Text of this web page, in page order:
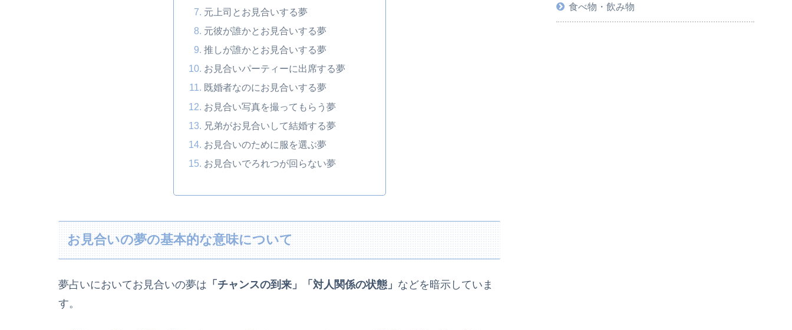
元上司とお見合いする夢
元彼が誰かとお見合いする夢
推しが誰かとお見合いする夢
お見合いパーティーに出席する夢
既婚者なのにお見合いする夢
お見合い写真を撮ってもらう夢
兄弟がお見合いして結婚する夢
お見合いのために服を選ぶ夢
お見合いでろれつが回らない夢
お見合いの夢の基本的な意味について
夢占いにおいてお見合いの夢は 「チャンスの到来」「対人関係の状態」 などを暗示していま
す。
食べ物・飲み物